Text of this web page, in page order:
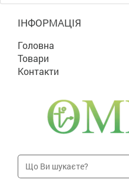
ІНФОРМАЦІЯ
Головна
Товари
Контакти